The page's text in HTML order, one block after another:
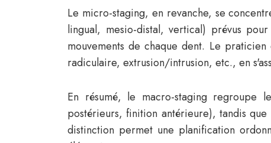
Le micro-staging, en revanche, se
lingual, mesio-distal, vertical) prévus
mouvements de chaque dent. Le
radiculaire, extrusion/intrusion, etc., en
En résumé, le macro-staging regroupe
postérieurs, finition antérieure), tandis
distinction permet une planification